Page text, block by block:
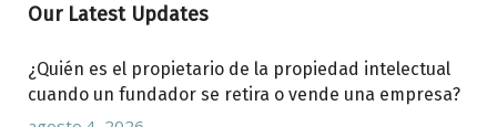
Our Latest Updates
¿Quién es el propietario de la propiedad intelectual
cuando un fundador se retira o vende una empresa?